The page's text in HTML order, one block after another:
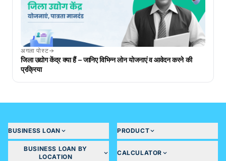
अगला पोस्ट
जिला उद्योग केंद्र क्या हैं – जानिए विभिन्न लोन योजनाएं व आवेदन करने की
प्रक्रिया
BUSINESS LOAN PRODUCT
BUSINESS LOAN BY
LOCATION
CALCULATOR